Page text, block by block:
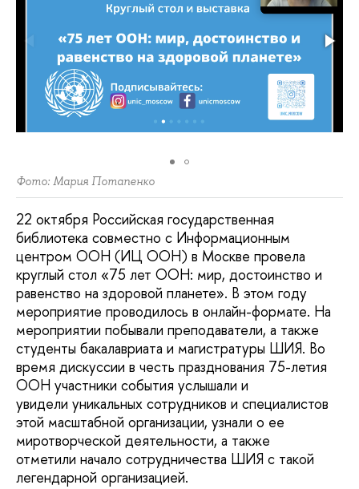
Фото: Мария Потапенко
22 октября Российская государственная
библиотека совместно с Информационным
центром ООН (ИЦ ООН) в Москве провела
круглый стол «75 лет ООН: мир, достоинство и
равенство на здоровой планете». В этом году
мероприятие проводилось в онлайн-формате. На
мероприятии побывали преподаватели, а также
студенты бакалавриата и магистратуры ШИЯ. Во
время дискуссии в честь празднования 75-летия
ООН участники события услышали и
увидели уникальных сотрудников и специалистов
этой масштабной организации, узнали о ее
миротворческой деятельности, а также
отметили начало сотрудничества ШИЯ с такой
легендарной организацией.